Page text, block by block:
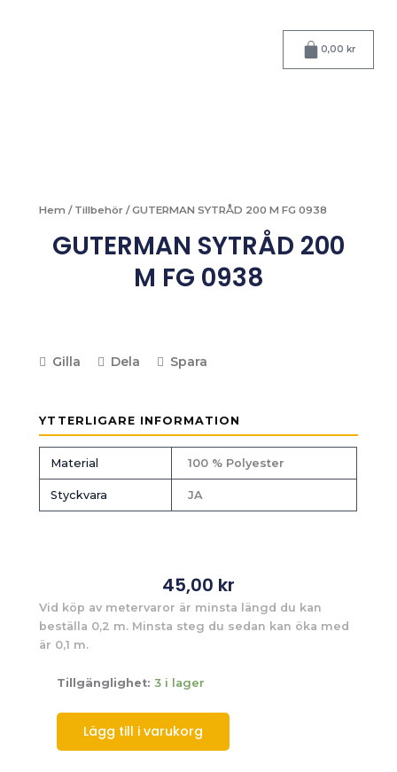
0,00 kr
Varukorg
Hem / Tillbehör / GUTERMAN SYTRÅD 200 M FG 0938
GUTERMAN SYTRÅD 200
M FG 0938
Gilla Dela Spara
YTTERLIGARE INFORMATION
Material 100 % Polyester
Styckvara JA
45,00 kr
Vid köp av metervaror är minsta längd du kan
beställa 0,2 m. Minsta steg du sedan kan öka med
är 0,1 m.
Tillgänglighet: 3 i lager
Lägg till i varukorg